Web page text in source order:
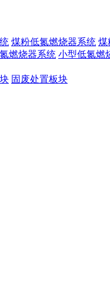
煤粉低氮燃烧器系统 煤
燃烧器系统 小型低氮燃
固废处置板块